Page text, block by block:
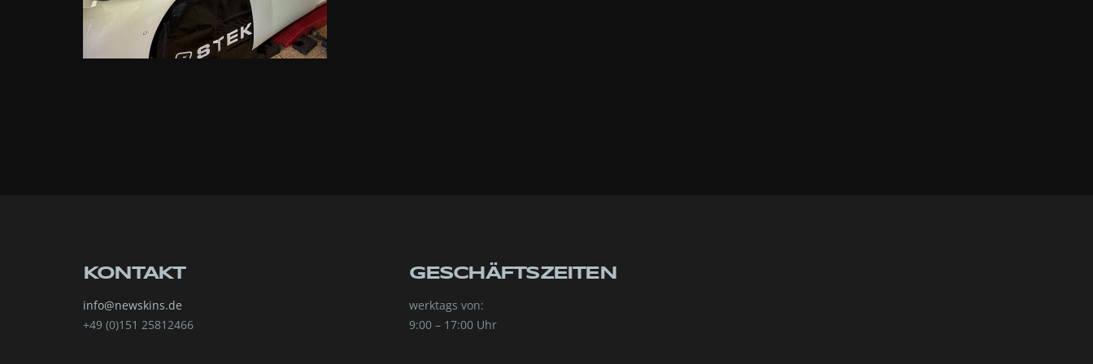
KONTAKT
info@newskins.de
+49 (0)151 25812466
GESCHÄFTSZEITEN
werktags von:
9:00 – 17:00 Uhr